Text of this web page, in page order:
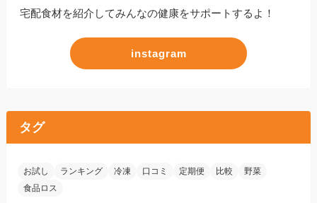
宅配食材を紹介してみんなの健康をサポートするよ！
instagram
タグ
お試し ランキング 冷凍 口コミ 定期便 比較
野菜
食品ロス